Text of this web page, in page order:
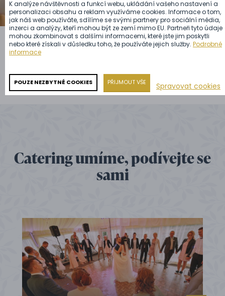
Catering umíme, podívejte se
sami
K analýze návštěvnosti a funkcí webu, ukládání vašeho nastavení a
personalizaci obsahu a reklam využíváme cookies. Informace o tom,
jak náš web používáte, sdílíme se svými partnery pro sociální média,
inzerci a analýzy, kteří mohou být ze zemí mimo EU. Partneři tyto údaje
mohou zkombinovat s dalšími informacemi, které jste jim poskytli
nebo které získali v důsledku toho, že používáte jejich služby.Podrobné
informace
POUZE NEZBYTNÉ COOKIES PŘIJMOUT VŠE Spravovat cookies